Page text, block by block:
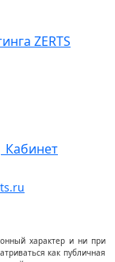
ZERTS
характер и ни при
как публичная